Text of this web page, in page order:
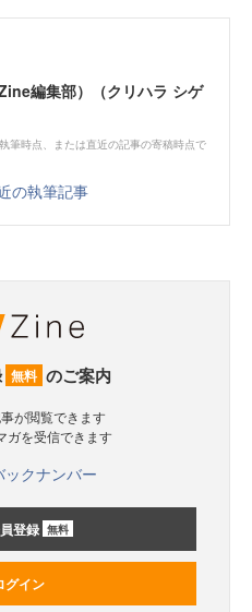
編集部）（クリハラ シゲ
筆時点、または直近の記事の寄稿時点で
の執筆記事
無料 のご案内
が閲覧できます
ガを受信できます
ックナンバー
登録 無料
グイン